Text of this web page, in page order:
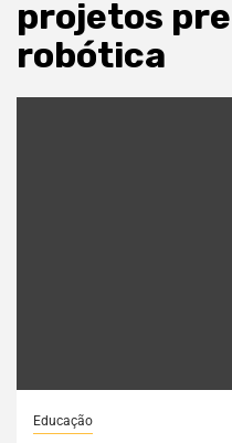
projetos
robótica
Educação